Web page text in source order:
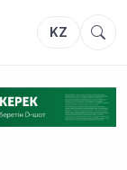
KZ